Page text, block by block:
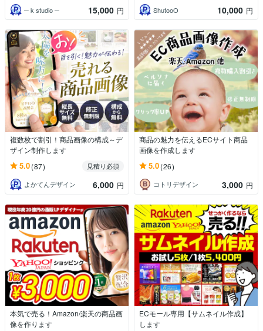
─ k studio ─
15,000 円
ShutooO
10,000 円
複数枚で割引！商品画像の構成～デ
ザイン制作します
5.0(87)
見積り必須
よかてんデザイン
6,000 円
商品の魅力を伝えるECサイト商品
画像を作成します
5.0(26)
コトリデザイン 3,000 円
本気で売る！Amazon/楽天の商品画
像を作ります
ECモール専用【サムネイル作成】
します